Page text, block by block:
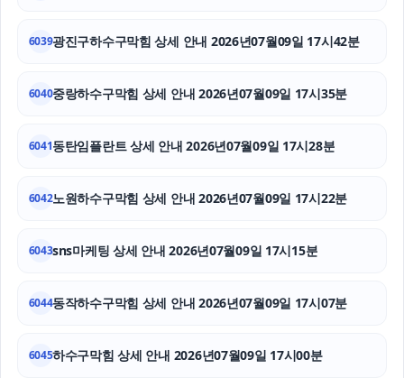
6039광진구하수구막힘 상세 안내 2026년07월09일 17시42분
6040중랑하수구막힘 상세 안내 2026년07월09일 17시35분
6041동탄임플란트 상세 안내 2026년07월09일 17시28분
6042노원하수구막힘 상세 안내 2026년07월09일 17시22분
6043sns마케팅 상세 안내 2026년07월09일 17시15분
6044동작하수구막힘 상세 안내 2026년07월09일 17시07분
6045하수구막힘 상세 안내 2026년07월09일 17시00분